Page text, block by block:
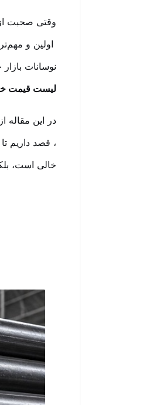
وقتی صحبت
اولین و
نوسانات
لیست قیمت
در این مقاله از
، قصد داریم
خالی است،